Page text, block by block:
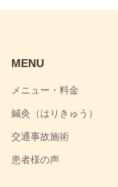
MENU
メニュー・料金
鍼灸（はりきゅう）
交通事故施術
患者様の声